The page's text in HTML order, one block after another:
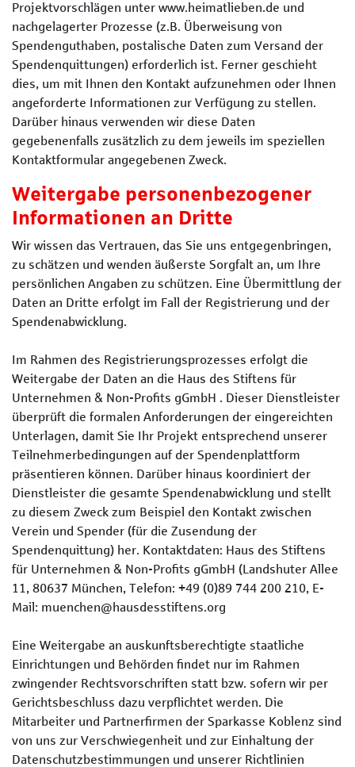
Projektvorschlägen unter www.heimatlieben.de und
nachgelagerter Prozesse (z.B. Überweisung von
Spendenguthaben, postalische Daten zum Versand der
Spendenquittungen) erforderlich ist. Ferner geschieht
dies, um mit Ihnen den Kontakt aufzunehmen oder Ihnen
angeforderte Informationen zur Verfügung zu stellen.
Darüber hinaus verwenden wir diese Daten
gegebenenfalls zusätzlich zu dem jeweils im speziellen
Kontaktformular angegebenen Zweck.
Weitergabe personenbezogener
Informationen an Dritte
Wir wissen das Vertrauen, das Sie uns entgegenbringen,
zu schätzen und wenden äußerste Sorgfalt an, um Ihre
persönlichen Angaben zu schützen. Eine Übermittlung der
Daten an Dritte erfolgt im Fall der Registrierung und der
Spendenabwicklung.
Im Rahmen des Registrierungsprozesses erfolgt die
Weitergabe der Daten an die Haus des Stiftens für
Unternehmen & Non-Profits gGmbH . Dieser Dienstleister
überprüft die formalen Anforderungen der eingereichten
Unterlagen, damit Sie Ihr Projekt entsprechend unserer
Teilnehmerbedingungen auf der Spendenplattform
präsentieren können. Darüber hinaus koordiniert der
Dienstleister die gesamte Spendenabwicklung und stellt
zu diesem Zweck zum Beispiel den Kontakt zwischen
Verein und Spender (für die Zusendung der
Spendenquittung) her. Kontaktdaten: Haus des Stiftens
für Unternehmen & Non-Profits gGmbH (Landshuter Allee
11, 80637 München, Telefon: +49 (0)89 744 200 210, E-
Mail: muenchen@hausdesstiftens.org
Eine Weitergabe an auskunftsberechtigte staatliche
Einrichtungen und Behörden findet nur im Rahmen
zwingender Rechtsvorschriften statt bzw. sofern wir per
Gerichtsbeschluss dazu verpflichtet werden. Die
Mitarbeiter und Partnerfirmen der Sparkasse Koblenz sind
von uns zur Verschwiegenheit und zur Einhaltung der
Datenschutzbestimmungen und unserer Richtlinien